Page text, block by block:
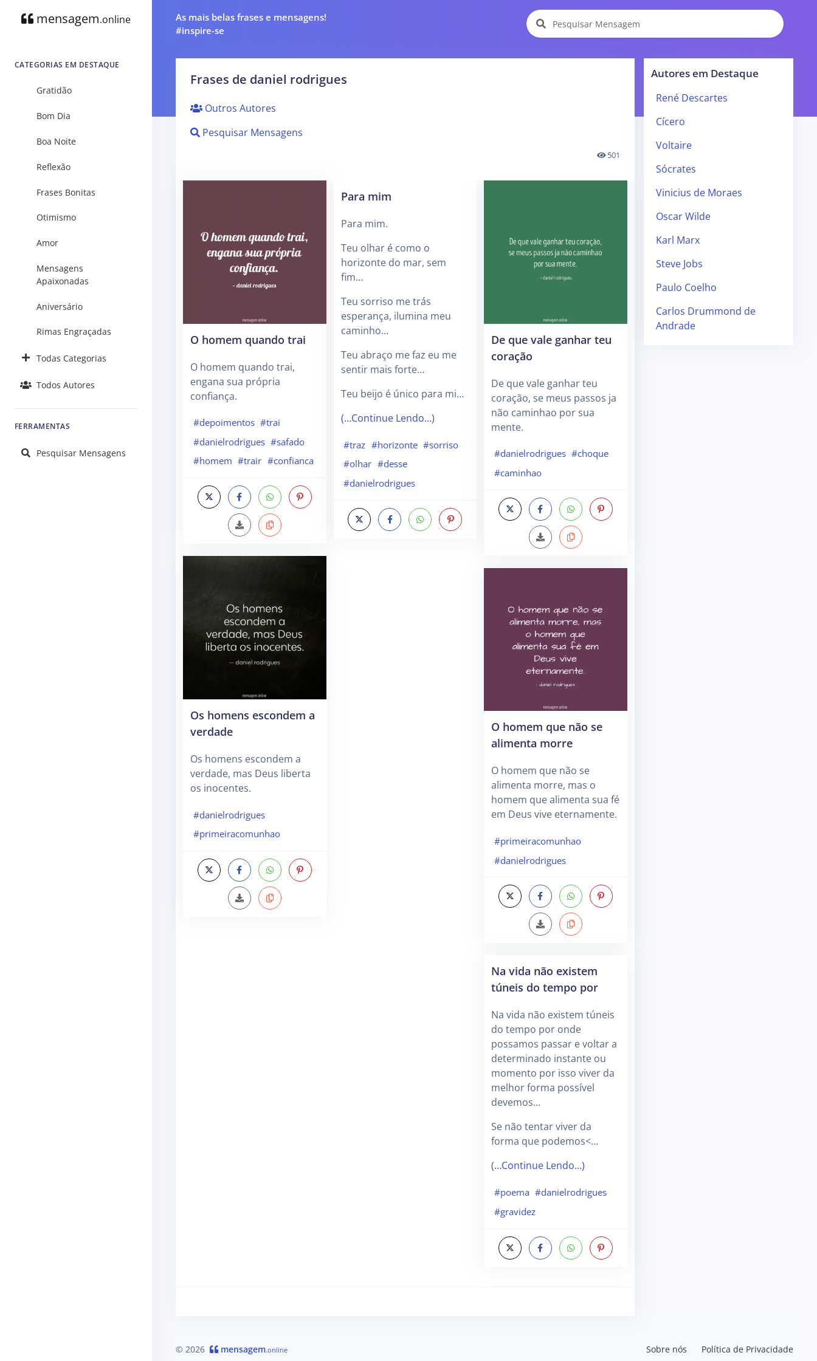
mensagem.online
CATEGORIAS EM DESTAQUE
Gratidão
Bom Dia
Boa Noite
Reflexão
Frases Bonitas
Otimismo
Amor
Mensagens
Apaixonadas
Aniversário
Rimas Engraçadas
Todas Categorias
Todos Autores
FERRAMENTAS
Pesquisar Mensagens
As mais belas frases e mensagens!
#inspire-se
Frases de daniel rodrigues
Outros Autores
Pesquisar Mensagens
501
O homem quando trai
O homem quando trai,
engana sua própria
confiança.
#depoimentos #trai
#danielrodrigues #safado
#homem #trair #confianca
Os homens escondem a
verdade
Os homens escondem a
verdade, mas Deus liberta
os inocentes.
#danielrodrigues
#primeiracomunhao
Para mim
Para mim.
Teu olhar é como o
horizonte do mar, sem
fim…
Teu sorriso me trás
esperança, ilumina meu
caminho…
Teu abraço me faz eu me
sentir mais forte…
Teu beijo é único para mi…
(…Continue Lendo…)
#traz #horizonte #sorriso
#olhar #desse
#danielrodrigues
De que vale ganhar teu
coração
De que vale ganhar teu
coração, se meus passos ja
não caminhao por sua
mente.
#danielrodrigues #choque
#caminhao
O homem que não se
alimenta morre
O homem que não se
alimenta morre, mas o
homem que alimenta sua fé
em Deus vive eternamente.
#primeiracomunhao
#danielrodrigues
Na vida não existem
túneis do tempo por
Na vida não existem túneis
do tempo por onde
possamos passar e voltar a
determinado instante ou
momento por isso viver da
melhor forma possível
devemos…
Se não tentar viver da
forma que podemos<…
(…Continue Lendo…)
#poema #danielrodrigues
#gravidez
Autores em Destaque
René Descartes
Cícero
Voltaire
Sócrates
Vinicius de Moraes
Oscar Wilde
Karl Marx
Steve Jobs
Paulo Coelho
Carlos Drummond de
Andrade
© 2026 mensagem.online Sobre nós Política de Privacidade